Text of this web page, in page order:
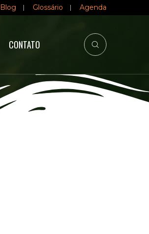
Blog Glossário Agenda
CONTATO